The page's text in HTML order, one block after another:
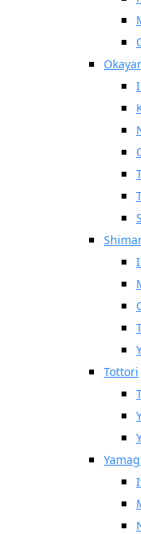
Tottori